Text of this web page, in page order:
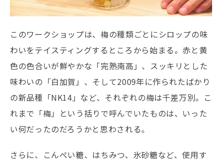
このワークショップは、梅の種類ごとにシロップの味
わいをテイスティングするところから始まる。赤と黄
色の色合いが鮮やかな「完熟南高」、スッキリとした
味わいの「白加賀」、そして2009年に作られたばかり
の新品種「NK14」など、それぞれの梅は千差万別。こ
れまで「梅」という括りで呼んでいたものは、いった
い何だったのだろうかと思わされる。
さらに、こんぺい糖、はちみつ、氷砂糖など、使用す